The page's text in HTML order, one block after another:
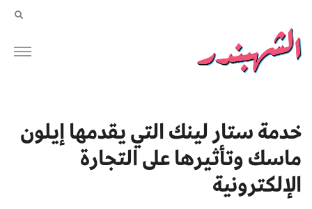
خدمة ستار لينك التي يقدمها إيلون
ماسك وتأثيرها على التجارة
الإلكترونية